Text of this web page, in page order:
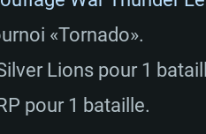
11: AMD
660. La
le jeu est de
(Mac), ou
minimale
les derniers
pour AMD
«Tornado».
Lions pour 1
pour 1 bataille.